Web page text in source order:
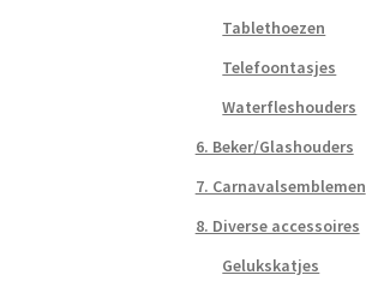
Tablethoezen
Telefoontasjes
Waterfleshouders
6. Beker/Glashouders
7. Carnavalsemblemen
8. Diverse accessoires
Gelukskatjes